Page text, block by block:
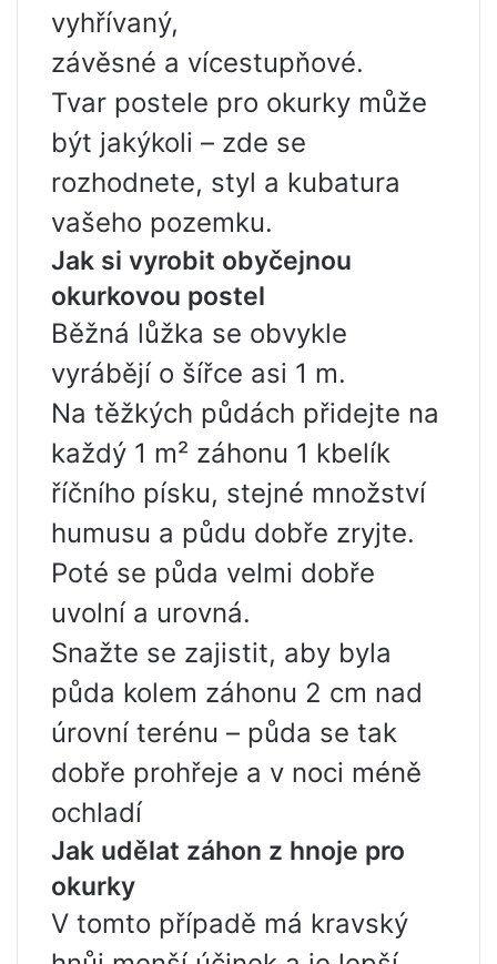
vyhřívaný,
závěsné a vícestupňové.
Tvar postele pro okurky může
být jakýkoli – zde se
rozhodnete, styl a kubatura
vašeho pozemku.
Jak si vyrobit obyčejnou
okurkovou postel
Běžná lůžka se obvykle
vyrábějí o šířce asi 1 m.
Na těžkých půdách přidejte na
každý 1 m² záhonu 1 kbelík
říčního písku, stejné množství
humusu a půdu dobře zryjte.
Poté se půda velmi dobře
uvolní a urovná.
Snažte se zajistit, aby byla
půda kolem záhonu 2 cm nad
úrovní terénu – půda se tak
dobře prohřeje a v noci méně
ochladí
Jak udělat záhon z hnoje pro
okurky
V tomto případě má kravský